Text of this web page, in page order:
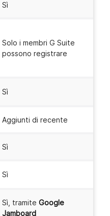
Sì
Solo i membri G Suite
possono registrare
Sì
Aggiunti di recente
Sì
Sì
Sì, tramiteGoogle
Jamboard